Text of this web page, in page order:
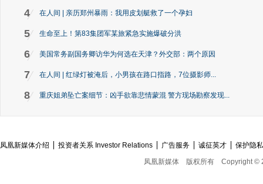
4 在人间 | 亲历郑州暴雨：我用皮划艇救了一个孕妇
5 生命至上！第83集团军某旅紧急实施爆破分洪
6 美国常务副国务卿访华为何选在天津？外交部：两个原因
7 在人间 | 红绿灯被淹后，小男孩在路口指路，7位摄影师...
8 重庆姐弟坠亡案细节：凶手欲靠悲情蒙混 警方现场勘察发现...
凤凰新媒体介绍 投资者关系 Investor Relations 广告服务 诚征英才
保护隐
凤凰新媒体
版权所有 Copyright ©